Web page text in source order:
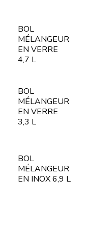
BOL
MÉLANGEUR
EN VERRE
4,7 L
BOL
MÉLANGEUR
EN VERRE
3,3 L
BOL
MÉLANGEUR
EN INOX 6,9 L